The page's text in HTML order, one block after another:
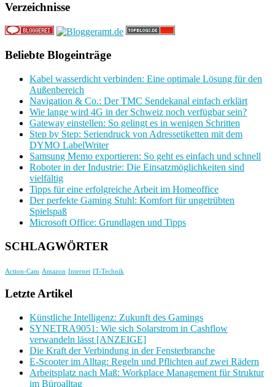
Verzeichnisse
Beliebte Blogeinträge
Kabel wasserdicht verbinden: Eine optimale Lösung für den
Außenbereich
Navigation & Co.: Der TMC Sendekanal einfach erklärt
Wie lange wird 4G in der Schweiz noch verfügbar sein?
Gateway einstellen: So gelingt es in wenigen Schritten
Step by Step: Seriendruck von Adressetiketten mit dem
DYMO LabelWriter
Samsung Memo exportieren: So geht es einfach und schnell
Roboter in der Industrie: Die Einsatzmöglichkeiten sind
vielfältig
Tipps für eine erfolgreiche Arbeit im Homeoffice
Der perfekte Gaming Stuhl: Komfort für ungetrübten
Spielspaß
Microsoft Office: Grundlagen und Tipps
SCHLAGWÖRTER
Action-Cam Amazon Internet IT-Technik
Letzte Artikel
Künstliche Intelligenz: Zukunft des Gamings
SYNETRA9051: Wie sich Solarstrom in Cashflow
verwandeln lässt [ANZEIGE]
Die Kraft der Verbindung in der Fensterbranche
E-Scooter im Alltag: Regeln und Pflichten auf zwei Rädern
Arbeitsplatz nach Maß: Workplace Management für Struktur
im Büroalltag